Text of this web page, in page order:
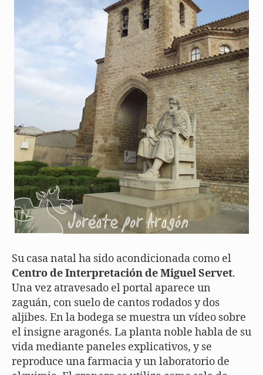
Su casa natal ha sido acondicionada como el
Centro de Interpretación de Miguel Servet.
Una vez atravesado el portal aparece un
zaguán, con suelo de cantos rodados y dos
aljibes. En la bodega se muestra un vídeo sobre
el insigne aragonés. La planta noble habla de su
vida mediante paneles explicativos, y se
reproduce una farmacia y un laboratorio de